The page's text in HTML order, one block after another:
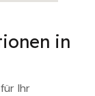
in
Ihr